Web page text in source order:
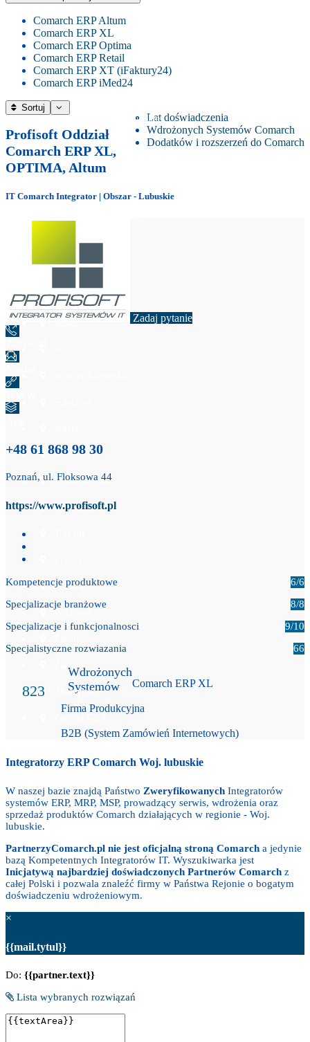
Łęknica
Lubniewice
Lubsko
Małomice
Międzyrzecz
Nowa Sól
Nowe Miasteczko
Ośno Lubuskie
Rzepin
Skwierzyna
Świebodzin
Szlichtyngowa
Szprotawa
Witnica
Wschowa
Zbąszynek
Woj. pomorskie
Woj. śląskie
Woj. warmińsko-mazurskie
Woj. wielkopolskie
Woj. zachodniopomorskie
Comarch ERP Altum
Comarch ERP XL
Comarch ERP Optima
Comarch ERP Retail
Comarch ERP XT (iFaktury24)
Comarch ERP iMed24
Sortuj
Lat doświadczenia
Wdrożonych Systemów Comarch
Dodatków i rozszerzeń do Comarch
Profisoft Oddział
Comarch ERP XL,
OPTIMA, Altum
IT Comarch Integrator | Obszar - Lubuskie
Zadaj pytanie
+48 61 868 98 30
Poznań, ul. Floksowa 44
https://www.profisoft.pl
Kompetencje produktowe
6/6
Specjalizacje branżowe
8/8
Specjalizacje i funkcjonalnosci
9/10
Specjalistyczne rozwiazania
66
823
Wdrożonych
Systemów
Comarch ERP XL
Firma Produkcyjna
B2B (System Zamówień Internetowych)
Integratorzy ERP Comarch Woj. lubuskie
W naszej bazie znajdą Państwo Zweryfikowanych Integratorów
systemów ERP, MRP, MSP, prowadzący serwis, wdrożenia oraz
sprzedaż produktów Comarch działających w regionie - Woj.
lubuskie.
PartnerzyComarch.pl nie jest oficjalną stroną Comarch a jedynie
bazą Kompetentnych Integratorów IT. Wyszukiwarka jest
Inicjatywą najbardziej doświadczonych Partnerów Comarch z
całej Polski i pozwala znaleźć firmy w Państwa Rejonie o bogatym
doświadczeniu wdrożeniowym.
×
{{mail.tytul}}
Do: {{partner.text}}
Lista wybranych rozwiązań